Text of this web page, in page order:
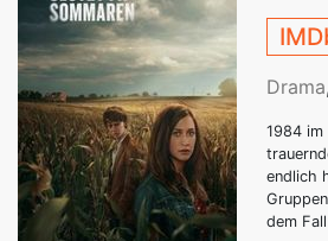
Drama,
1984 im
endlich
dem